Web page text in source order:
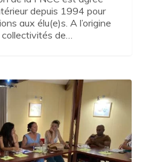
depuis 1994 pour
aux élu(e)s. A l’origine
de…